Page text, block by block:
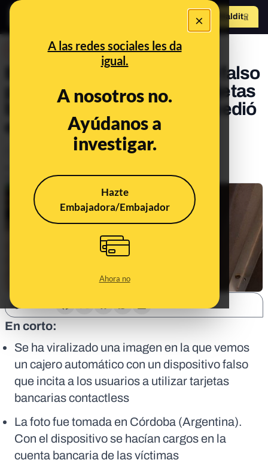
×
A las redes sociales les da
igual.
A nosotros no.
Ayúdanos a
investigar.
Hazte
Embajadora/Embajador
Ahora no
Hazte Maldito
El cajero con el dispositivo falso
para robar dinero de las tarjetas
bancarias contactless: sucedió
en Argentina
Actualizado elOct 10, 2024, 12:27:00 PM
En corto:
Se ha viralizado una imagen en la que vemos
un cajero automático con un dispositivo falso
que incita a los usuarios a utilizar tarjetas
bancarias contactless
La foto fue tomada en Córdoba (Argentina).
Con el dispositivo se hacían cargos en la
cuenta bancaria de las víctimas